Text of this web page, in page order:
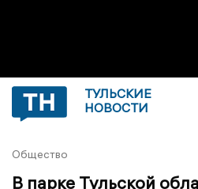
ТУЛЬСКИЕ
НОВОСТИ
Общество
В парке Тульской